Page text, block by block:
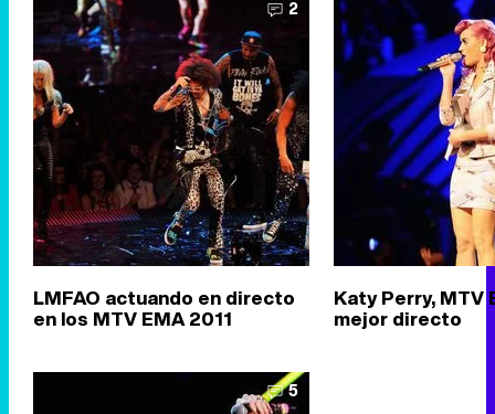
2
LMFAO actuando en directo
en los MTV EMA 2011
Katy Perry, MTV
mejor directo
5